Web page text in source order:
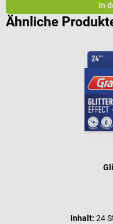
In
Ähnliche
Inhalt: 24